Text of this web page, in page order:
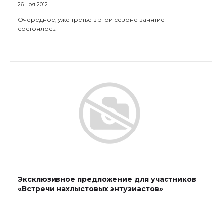
26 ноя 2012
Очередное, уже третье в этом сезоне занятие
состоялось.
Эксклюзивное предложение для участников
«Встречи нахлыстовых энтузиастов»